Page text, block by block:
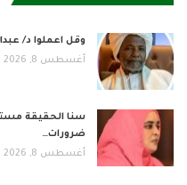
وقل اعملوا د/
أغسطس 8, 2026
سنا الحقيقة
ضرورات…
أغسطس 8, 2026